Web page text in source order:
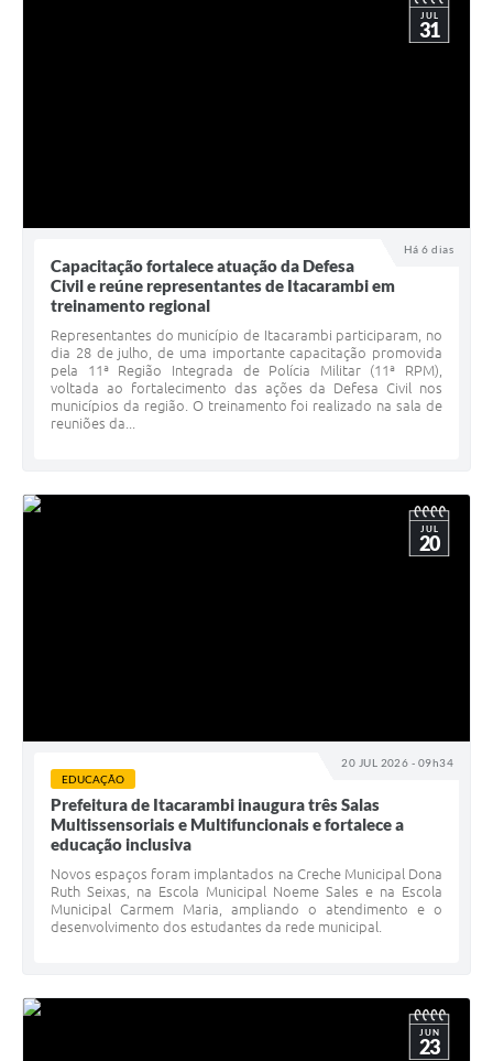
Há 6 dias
JUL
31
Capacitação fortalece atuação da Defesa
Civil e reúne representantes de Itacarambi em
treinamento regional
Representantes do município de Itacarambi participaram, no
dia 28 de julho, de uma importante capacitação promovida
pela 11ª Região Integrada de Polícia Militar (11ª RPM),
voltada ao fortalecimento das ações da Defesa Civil nos
municípios da região. O treinamento foi realizado na sala de
reuniões da...
20 JUL 2026 - 09h34
JUL
20
EDUCAÇÃO
Prefeitura de Itacarambi inaugura três Salas
Multissensoriais e Multifuncionais e fortalece a
educação inclusiva
Novos espaços foram implantados na Creche Municipal Dona
Ruth Seixas, na Escola Municipal Noeme Sales e na Escola
Municipal Carmem Maria, ampliando o atendimento e o
desenvolvimento dos estudantes da rede municipal.
JUN
23